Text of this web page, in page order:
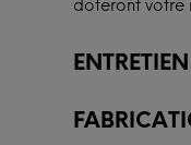
doteront votre
ENTRETIEN